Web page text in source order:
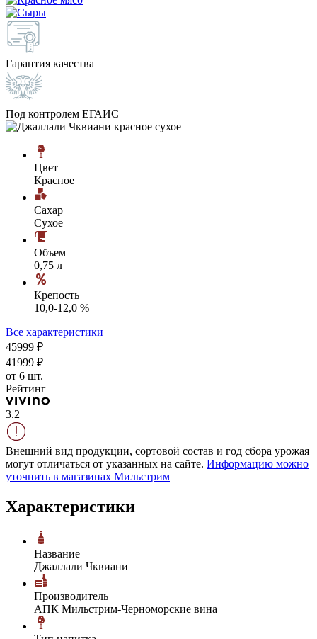
Гарантия качества
Под контролем ЕГАИС
Цвет
Красное
Сахар
Сухое
Объем
0,75 л
Крепость
10,0-12,0 %
Все характеристики
45999 ₽
41999 ₽
от 6 шт.
Рейтинг
3.2
Внешний вид продукции, сортовой состав и год сбора урожая
могут отличаться от указанных на сайте. Информацию можно
уточнить в магазинах Мильстрим
Характеристики
Название
Джаллали Чквиани
Производитель
АПК Мильстрим-Черноморские вина